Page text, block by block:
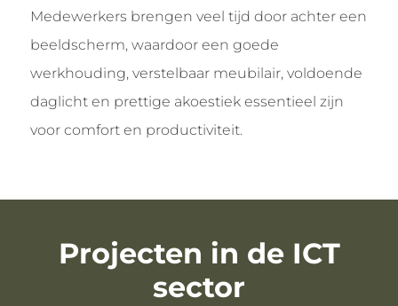
Medewerkers brengen veel tijd door achter een
beeldscherm, waardoor een goede
werkhouding, verstelbaar meubilair, voldoende
daglicht en prettige akoestiek essentieel zijn
voor comfort en productiviteit.
Projecten in de ICT
sector